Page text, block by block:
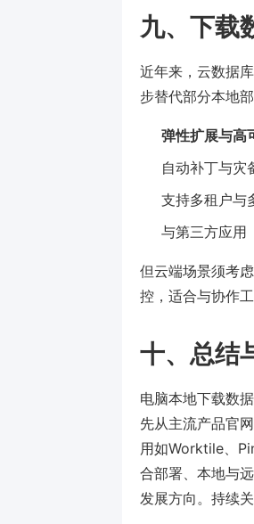
九、下载
近年来，云数据
步替代部分本地
弹性扩展与高
自动补丁与灾
支持多租户与
与第三方应用
但云端场景须考
控，适合与协作
十、总结
电脑本地下载数
先从主流产品官
用如Worktile、
合部署、本地与
发展方向。持续